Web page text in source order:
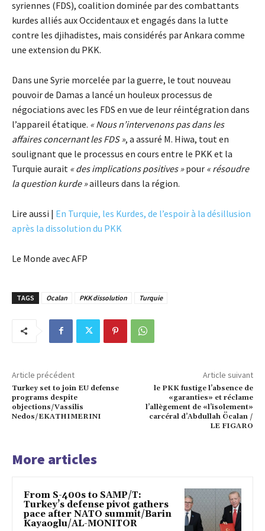
syriennes (FDS), coalition dominée par des combattants
kurdes alliés aux Occidentaux et engagés dans la lutte
contre les djihadistes, mais considérés par Ankara comme
une extension du PKK.
Dans une Syrie morcelée par la guerre, le tout nouveau
pouvoir de Damas a lancé un houleux processus de
négociations avec les FDS en vue de leur réintégration dans
l’appareil étatique. « Nous n’intervenons pas dans les
affaires concernant les FDS », a assuré M. Hiwa, tout en
soulignant que le processus en cours entre le PKK et la
Turquie aurait « des implications positives »pour « résoudre
la question kurde »ailleurs dans la région.
Lire aussi | En Turquie, les Kurdes, de l’espoir à la désillusion
après la dissolution du PKK
Le Monde avec AFP
TAGS Ocalan PKK dissolution Turquie
Article précédent
Turkey set to join EU defense
programs despite
objections/Vassilis
Nedos/EKATHIMERINI
Article suivant
le PKK fustige l’absence de
«garanties» et réclame
l’allègement de «l’isolement»
carcéral d’Abdullah Öcalan /
LE FIGARO
More articles
From S-400s to SAMP/T:
Turkey’s defense pivot gathers
pace after NATO summit/Barin
Kayaoglu/AL-MONITOR